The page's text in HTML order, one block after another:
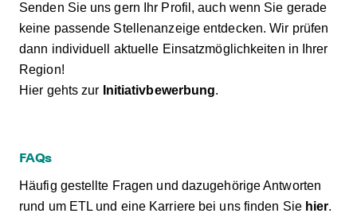
Senden Sie uns gern Ihr Profil, auch wenn Sie gerade
keine passende Stellenanzeige entdecken. Wir prüfen
dann individuell aktuelle Einsatzmöglichkeiten in Ihrer
Region!
Hier gehts zur Initiativbewerbung.
FAQs
Häufig gestellte Fragen und dazugehörige Antworten
rund um ETL und eine Karriere bei uns finden Sie hier.